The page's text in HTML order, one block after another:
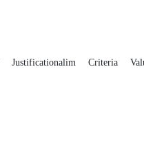
Justificationalim Criteria